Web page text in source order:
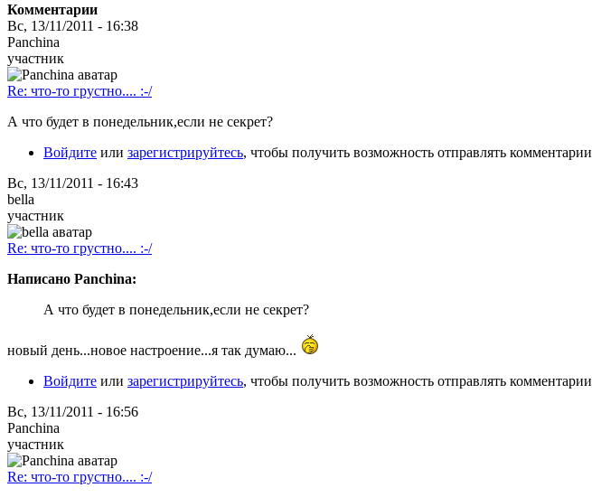
Комментарии
Вс, 13/11/2011 - 16:38
Panchina
участник
Re: что-то грустно.... :-/
А что будет в понедельник,если не секрет?
Войдите или зарегистрируйтесь, чтобы получить возможность отправлять комментарии
Вс, 13/11/2011 - 16:43
bella
участник
Re: что-то грустно.... :-/
Написано Panchina:
А что будет в понедельник,если не секрет?
новый день...новое настроение...я так думаю...
Войдите или зарегистрируйтесь, чтобы получить возможность отправлять комментарии
Вс, 13/11/2011 - 16:56
Panchina
участник
Re: что-то грустно.... :-/